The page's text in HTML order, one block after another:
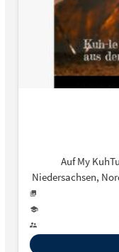
Auf My
Niedersachsen,
Rheinland-Pfalz